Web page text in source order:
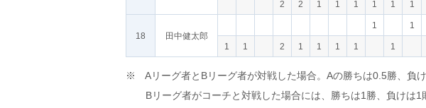
2
2 1 1 1 1 1 1
18 田中健太郎
1 1
1
1 2 1 1 1 1 1
※ Aリーグ者とBリーグ者が対戦した場合。Aの勝ちは0.5勝、負
Bリーグ者がコーチと対戦した場合には、勝ちは1勝、負けは1